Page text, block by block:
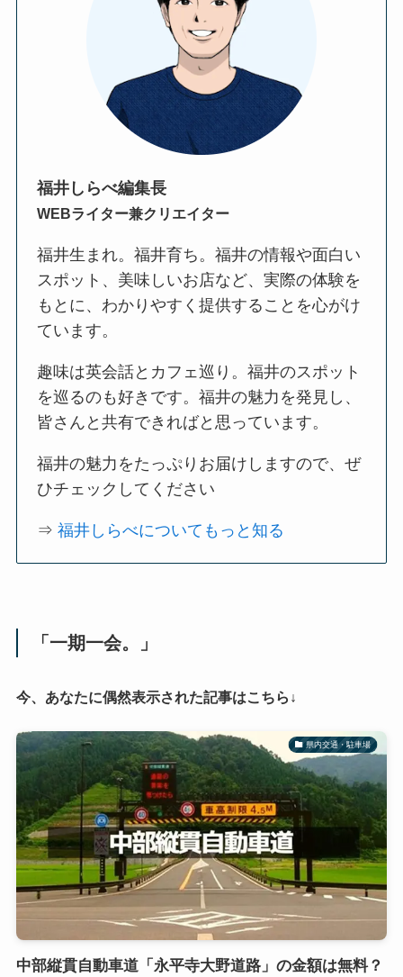
福井しらべ編集長
WEBライター兼クリエイター
福井生まれ。福井育ち。福井の情報や面白い
スポット、美味しいお店など、実際の体験を
もとに、わかりやすく提供することを心がけ
ています。
趣味は英会話とカフェ巡り。福井のスポット
を巡るのも好きです。福井の魅力を発見し、
皆さんと共有できればと思っています。
福井の魅力をたっぷりお届けしますので、ぜ
ひチェックしてください
⇒福井しらべについてもっと知る
「一期一会。」
今、あなたに偶然表示された記事はこちら↓
県内交通・駐車場
中部縦貫自動車道「永平寺大野道路」の金額は無料？